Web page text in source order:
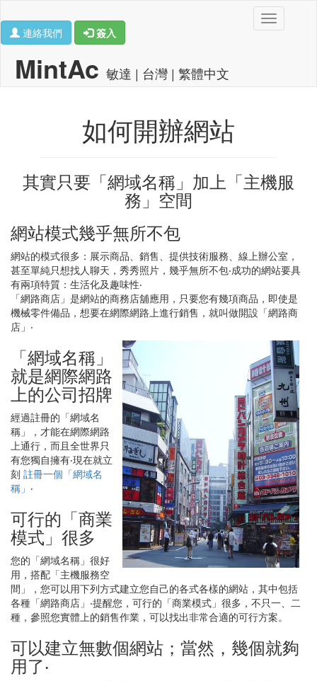
Toggle
navigation
連絡我們 簽入
MintAc 敏達 | 台灣 | 繁體中文
如何開辦網站
其實只要「網域名稱」加上「主機服
務」空間
網站模式幾乎無所不包
網站的模式很多：展示商品、銷售、提供技術服務、線上辦公室，
甚至單純只想找人聊天，秀秀照片，幾乎無所不包‧成功的網站要具
有兩項特質：生活化及趣味性‧
「網路商店」是網站的商務店舖應用，只要您有幾項商品，即使是
機械零件備品，想要在網際網路上進行銷售，就叫做開設「網路商
店」‧
「網域名稱」
就是網際網路
上的公司招牌
經過註冊的「網域名
稱」，才能在網際網路
上通行，而且全世界只
有您獨自擁有‧現在就立
刻 註冊一個「網域名
稱」 ‧
可行的「商業
模式」很多
您的「網域名稱」很好
用，搭配「主機服務空
間」，您可以用下列方式建立您自己的各式各樣的網站，其中包括
各種「網路商店」‧提醒您，可行的「商業模式」很多，不只一、二
種，參照您實體上的銷售作業，可以找出非常合適的可行方案。
可以建立無數個網站；當然，幾個就夠
用了‧